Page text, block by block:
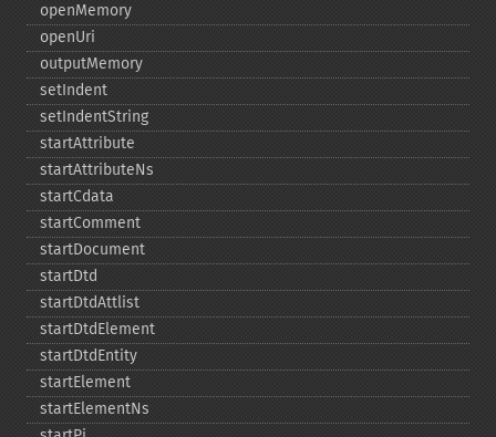
openMemory
openUri
outputMemory
setIndent
setIndentString
startAttribute
startAttributeNs
startCdata
startComment
startDocument
startDtd
startDtdAttlist
startDtdElement
startDtdEntity
startElement
startElementNs